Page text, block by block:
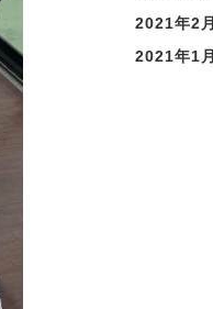
2021年2月
2021年1月